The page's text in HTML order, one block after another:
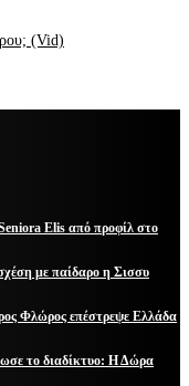
(Vid)
Elis από προφίλ στο
με παίδαρο η Σισσυ
Φλώρος επέστρεψε Ελλάδα
το διαδίκτυο: Η Δώρα